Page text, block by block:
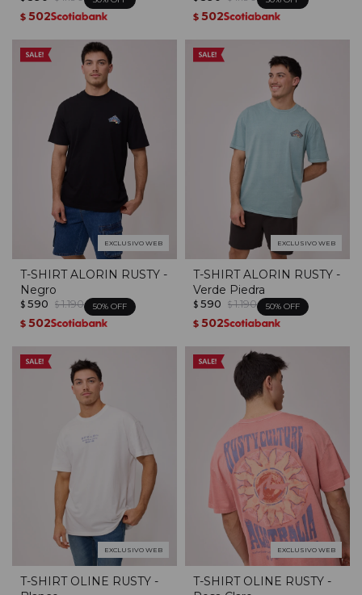
$ 502 $ 502
EXCLUSIVO WEB
T-SHIRT ALORIN RUSTY -
Negro
$ 590 $ 1.190 50
$ 502
EXCLUSIVO WEB
T-SHIRT ALORIN RUSTY -
Verde Piedra
$ 590 $ 1.190 50
$ 502
EXCLUSIVO WEB
T-SHIRT OLINE RUSTY -
EXCLUSIVO WEB
T-SHIRT OLINE RUSTY -